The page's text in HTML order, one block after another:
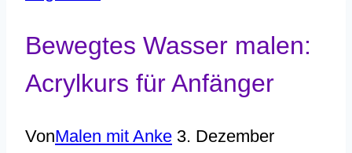
Bewegtes Wasser malen:
Acrylkurs für Anfänger
VonMalen mit Anke 3. Dezember